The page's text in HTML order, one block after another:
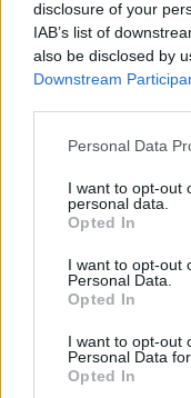
disclosure of your
IAB’s list of
also be disclosed by
Downstream
Personal Data
I want to opt-out
personal data.
Opted In
I want to opt-out
Personal Data.
Opted In
I want to opt-out
Personal Data
Opted In
Emanuele
Andrea
Pierluigi
Marco
Un altro
MathandSport
puntare su
Champions per
dribbling riusciti